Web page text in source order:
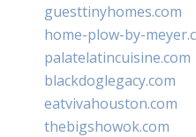
guesttinyhomes.com
home-plow-by-
palatelatincuisine.com
blackdoglegacy.com
eatvivahouston.com
thebigshowok.com